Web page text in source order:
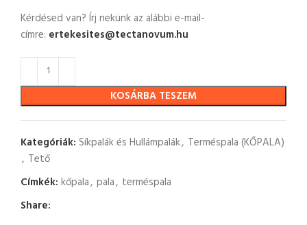
Kérdésed van? Írj nekünk az alábbi e-mail-
címre: ertekesites@tectanovum.hu
KOSÁRBA TESZEM
Kategóriák: Síkpalák és Hullámpalák, Terméspala (KŐPALA)
, Tető
Címkék: kőpala, pala, terméspala
Share: